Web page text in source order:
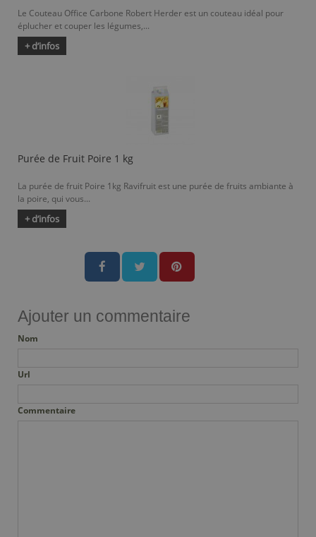
Le Couteau Office Carbone Robert Herder est un couteau idéal pour
éplucher et couper les légumes,...
+ d’infos
Purée de Fruit Poire 1 kg
La purée de fruit Poire 1kg Ravifruit est une purée de fruits ambiante à
la poire, qui vous...
+ d’infos
Ajouter un commentaire
Nom
Url
Commentaire